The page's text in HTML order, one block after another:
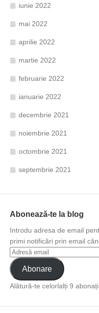
iunie 2022
mai 2022
aprilie 2022
martie 2022
februarie 2022
ianuarie 2022
decembrie 2021
noiembrie 2021
octombrie 2021
septembrie 2021
Abonează-te la blog
Introdu adresa de email
primi notificări prin email
Abonare
Alătură-te celorlalți 9